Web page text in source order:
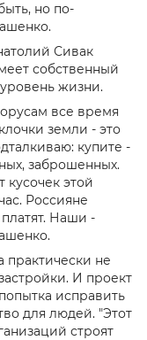
но по-
Сивак
собственный
жизни.
все время
земли - это
купите -
заброшенных.
кусочек этой
Россияне
Наши -
практически не
И проект
исправить
для людей. "Этот
строят